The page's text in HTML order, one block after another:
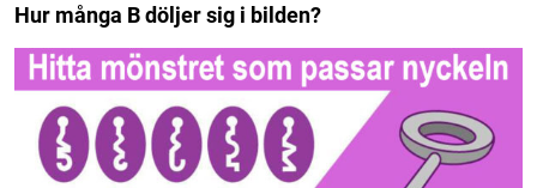
Hur många B döljer sig i bilden?